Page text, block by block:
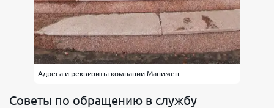
Адреса и реквизиты компании Манимен
Советы по обращению в службу